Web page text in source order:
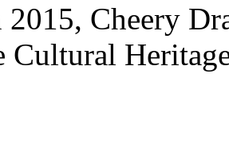
2015, Cheery
Cultural